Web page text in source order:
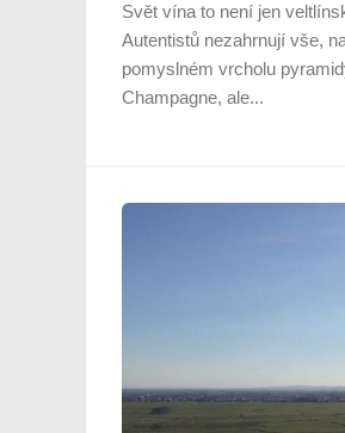
Svět vína to není jen
Autentistů nezahrnují vše,
pomyslném vrcholu
Champagne, ale...